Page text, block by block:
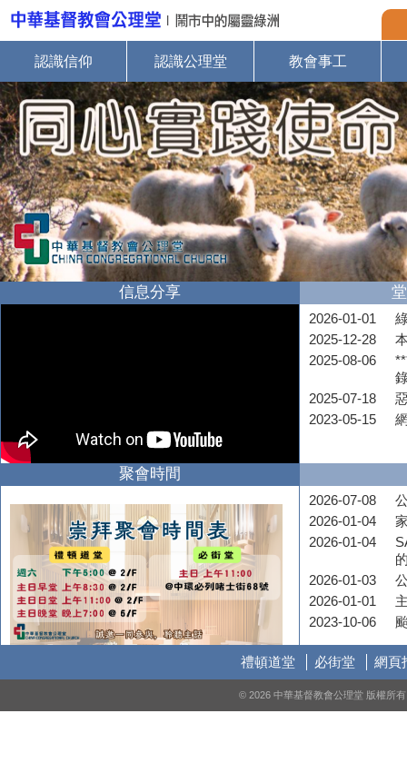
認識信仰 認識公理堂 教會事工
信息分享
2026-01-01
2025-12-28
2025-08-06
2025-07-18
2023-05-15
聚會時間
2026-07-08
2026-01-04
2026-01-04
2026-01-03
2026-01-01
2023-10-06
禮頓道堂 必街堂 網頁
© 2026 中華基督教會公理堂 版權所